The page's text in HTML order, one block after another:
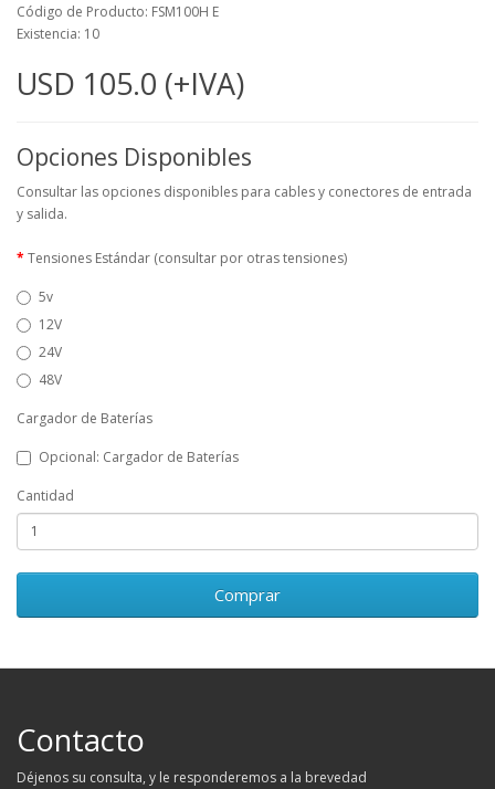
Código de Producto: FSM100H E
Existencia: 10
USD 105.0 (+IVA)
Opciones Disponibles
Consultar las opciones disponibles para cables y conectores de entrada
y salida.
Tensiones Estándar (consultar por otras tensiones)
5v
12V
24V
48V
Cargador de Baterías
Opcional: Cargador de Baterías
Cantidad
Comprar
Contacto
Déjenos su consulta, y le responderemos a la brevedad